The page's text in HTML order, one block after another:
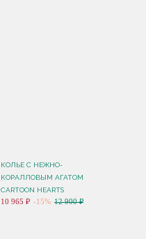
КОЛЬЕ C НЕЖНО-
КОРАЛЛОВЫМ АГАТОМ
CARTOON HEARTS
10 965 ₽ -15% 12 900 ₽